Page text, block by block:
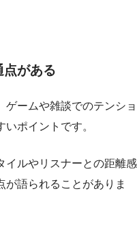
点がある
ゲームや雑談でのテンショ
ポイントです。
イルやリスナーとの距離感
が語られることがありま